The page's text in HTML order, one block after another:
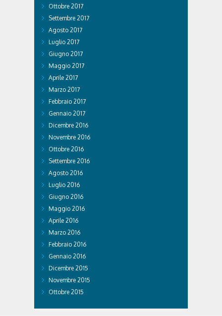
Ottobre 2017
Settembre 2017
Agosto 2017
Luglio 2017
Giugno 2017
Maggio 2017
Aprile 2017
Marzo 2017
Febbraio 2017
Gennaio 2017
Dicembre 2016
Novembre 2016
Ottobre 2016
Settembre 2016
Agosto 2016
Luglio 2016
Giugno 2016
Maggio 2016
Aprile 2016
Marzo 2016
Febbraio 2016
Gennaio 2016
Dicembre 2015
Novembre 2015
Ottobre 2015